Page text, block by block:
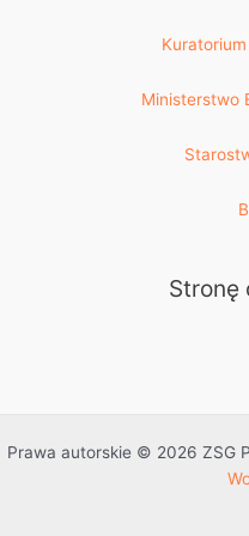
Ministerstwo
Stronę
Prawa autorskie © 2026 ZSG